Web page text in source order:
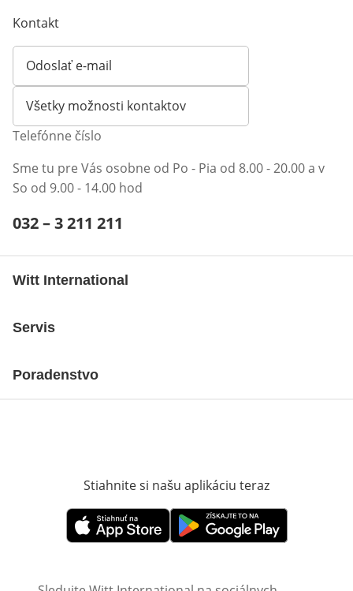
Kontakt
Odoslať e-mail
Otvorí e-mailového klienta
Všetky možnosti kontaktov
Telefónne číslo
Sme tu pre Vás osobne od Po - Pia od 8.00 - 20.00 a v
So od 9.00 - 14.00 hod
Telefónne číslo:
032 – 3 211 211
Witt International
Servis
Poradenstvo
Stiahnite si našu aplikáciu teraz
Otvorí sa vnovom okneOtvorí sa vnovom okne